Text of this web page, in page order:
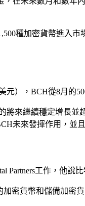
種加密貨幣進入
），BCH從8月的
來繼續穩定增長並
未來發揮作用，並
Partners工作，他
密貨幣和儲備加密貨